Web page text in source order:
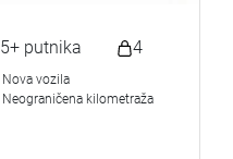
5+ putnika 4
Nova vozila
Neograničena kilometraža